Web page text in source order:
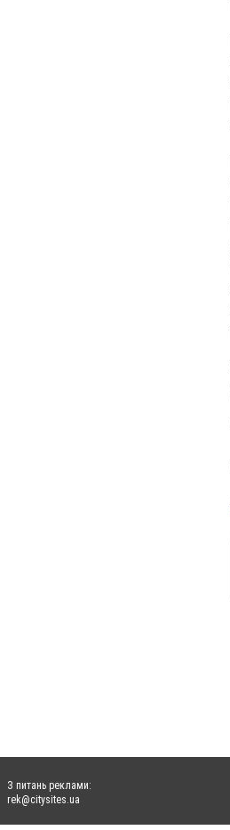
З питань реклами:
rek@citysites.ua